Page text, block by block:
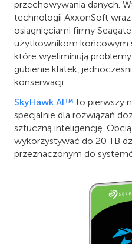
przechowywania danych.
technologii AxxonSoft
osiągnięciami firmy
użytkownikom końcowym
które wyeliminują
gubienie klatek,
konserwacji.
SkyHawk AI™ to pierwszy
specjalnie dla rozwiązań
sztuczną inteligencję.
wykorzystywać do 20 TB
przeznaczonym do